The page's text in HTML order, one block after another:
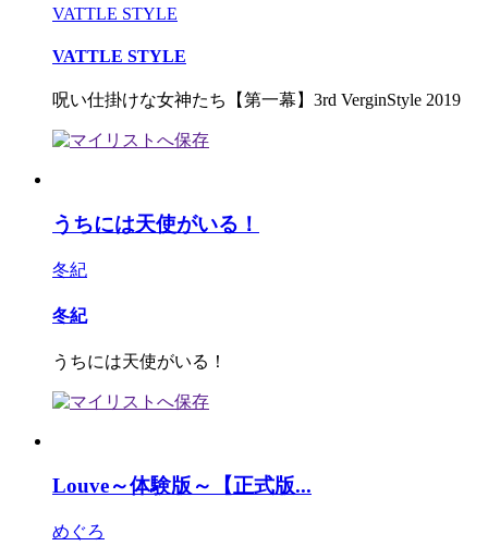
VATTLE STYLE
VATTLE STYLE
呪い仕掛けな女神たち【第一幕】3rd VerginStyle 2019
うちには天使がいる！
冬紀
冬紀
うちには天使がいる！
Louve～体験版～【正式版...
めぐろ